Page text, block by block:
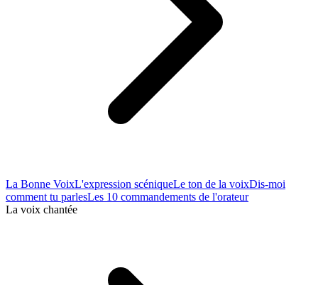
La Bonne VoixL'expression scéniqueLe ton de la voixDis-moi
comment tu parlesLes 10 commandements de l'orateur
La voix chantée